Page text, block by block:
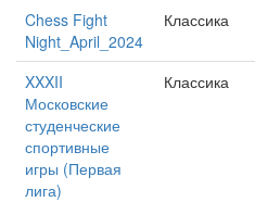
Chess Fight
Night_April_2024
Классика
XXXII
Московские
студенческие
спортивные
игры (Первая
лига)
Классика